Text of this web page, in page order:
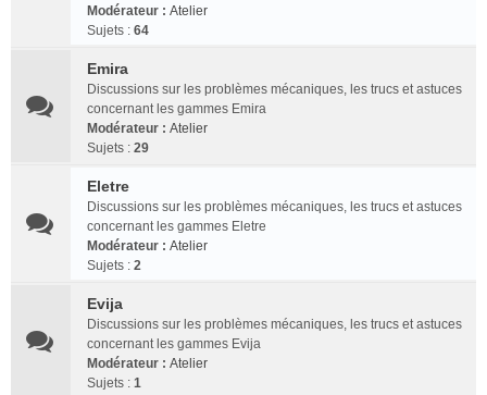
Modérateur : Atelier
Sujets : 64
Emira
Discussions sur les problèmes mécaniques, les trucs et astuces
concernant les gammes Emira
Modérateur : Atelier
Sujets : 29
Eletre
Discussions sur les problèmes mécaniques, les trucs et astuces
concernant les gammes Eletre
Modérateur : Atelier
Sujets : 2
Evija
Discussions sur les problèmes mécaniques, les trucs et astuces
concernant les gammes Evija
Modérateur : Atelier
Sujets : 1